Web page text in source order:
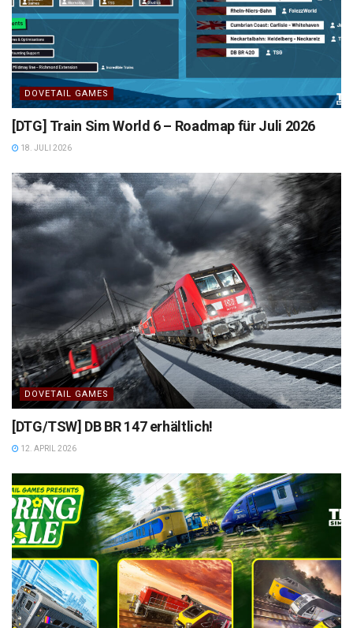
DOVETAIL GAMES
[DTG] Train Sim World 6 – Roadmap für Juli 2026
18. JULI 2026
DOVETAIL GAMES
[DTG/TSW] DB BR 147 erhältlich!
12. APRIL 2026